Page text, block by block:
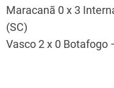
Maracanã 0 x 3
(SC)
Vasco 2 x 0 Botafogo